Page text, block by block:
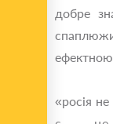
добре
«росія